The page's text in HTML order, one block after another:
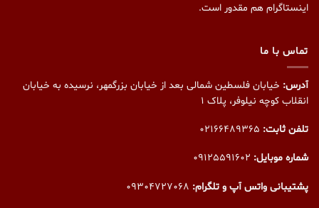
اینستاگرام هم مقدور است.
تماس با ما
آدرس: خیابان فلسطین شمالی بعد از خیابان بزرگمهر، نرسیده به خیابان
انقلاب کوچه نیلوفر، پلاک ۱
تلفن ثابت:
شماره موبایل:
پشتیبانی واتس آپ و تلگرام: